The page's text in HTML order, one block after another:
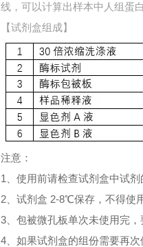
线，可以计算出样本中 人组蛋
【试剂盒组成】
注意：
1、使用前请检查试剂盒中试剂
2、试剂盒 2-8℃保存，不得使
3、包被微孔板单次未使用完
4、如果试剂盒的组份需要再